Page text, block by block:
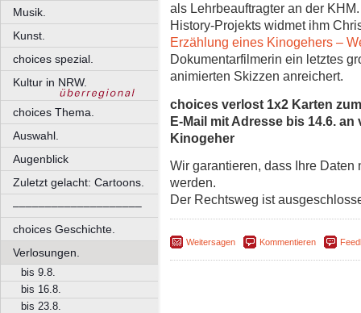
Musik.
Kunst.
choices spezial.
Kultur in NRW.
choices Thema.
Auswahl.
Augenblick
Zuletzt gelacht: Cartoons.
––––––––––––––––––––
choices Geschichte.
Verlosungen.
bis 9.8.
bis 16.8.
bis 23.8.
als Lehrbeauftragter an der
History-Projekts widmet ihm
Erzählung eines Kinogehers –
Dokumentarfilmerin ein letztes
animierten Skizzen anreichert.
choices verlost 1x2 Karten
E-Mail mit Adresse bis 14.6.
Kinogeher
Wir garantieren, dass Ihre
werden.
Der Rechtsweg ist
Weitersagen Kommentieren